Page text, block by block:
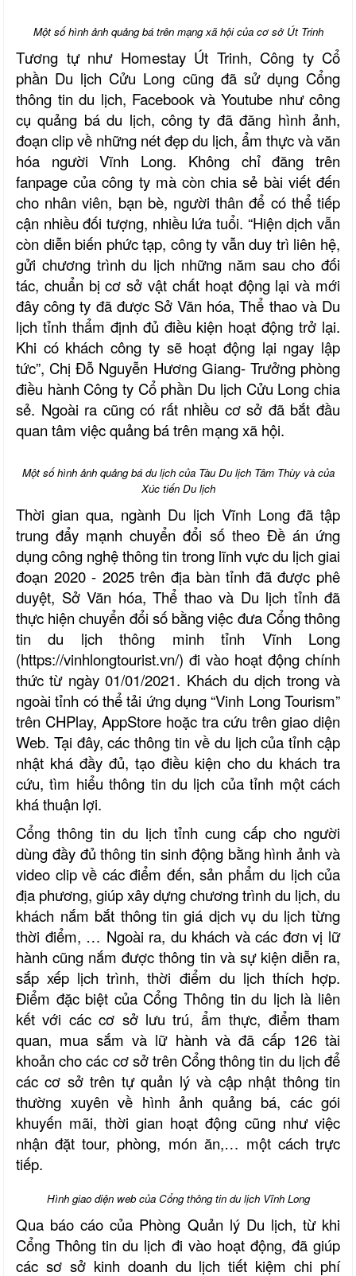
Một số hình ảnh quảng bá trên mạng xã hội của cơ sở Út Trinh
Tương tự như Homestay Út Trinh, Công ty Cổ
phần Du lịch Cửu Long cũng đã sử dụng Cổng
thông tin du lịch, Facebook và Youtube như công
cụ quảng bá du lịch, công ty đã đăng hình ảnh,
đoạn clip về những nét đẹp du lịch, ẩm thực và văn
hóa người Vĩnh Long. Không chỉ đăng trên
fanpage của công ty mà còn chia sẻ bài viết đến
cho nhân viên, bạn bè, người thân để có thể tiếp
cận nhiều đối tượng, nhiều lứa tuổi. “Hiện dịch vẫn
còn diễn biến phức tạp, công ty vẫn duy trì liên hệ,
gửi chương trình du lịch những năm sau cho đối
tác, chuẩn bị cơ sở vật chất hoạt động lại và mới
đây công ty đã được Sở Văn hóa, Thể thao và Du
lịch tỉnh thẩm định đủ điều kiện hoạt động trở lại.
Khi có khách công ty sẽ hoạt động lại ngay lập
tức”, Chị Đỗ Nguyễn Hương Giang- Trưởng phòng
điều hành Công ty Cổ phần Du lịch Cửu Long chia
sẻ. Ngoài ra cũng có rất nhiều cơ sở đã bắt đầu
quan tâm việc quảng bá trên mạng xã hội.
Một số hình ảnh quảng bá du lịch của Tàu Du lịch Tâm Thùy và của
Xúc tiến Du lịch
Thời gian qua, ngành Du lịch Vĩnh Long đã tập
trung đẩy mạnh chuyển đổi số theoĐề án ứng
dụng công nghệ thông tin trong lĩnh vực du lịch giai
đoạn 2020 - 2025 trên địa bàn tỉnh đã được phê
duyệt, Sở Văn hóa, Thể thao và Du lịch tỉnh đã
thực hiện chuyển đổi số bằng việc đưa Cổng thông
tin du lịch thông minh tỉnh Vĩnh Long
(https://vinhlongtourist.vn/) đi vào hoạt động chính
thức từ ngày 01/01/2021. Khách du dịch trong và
ngoài tỉnh có thể tải ứng dụng “Vinh Long Tourism”
trên CHPlay, AppStore hoặc tra cứu trên giao diện
Web. Tại đây, các thông tin về du lịch của tỉnh cập
nhật khá đầy đủ, tạo điều kiện cho du khách tra
cứu, tìm hiểu thông tin du lịch của tỉnh một cách
khá thuận lợi.
Cổng thông tin du lịch tỉnh cung cấp cho người
dùng đầy đủ thông tin sinh động bằng hình ảnh và
video clip về các điểm đến, sản phẩm du lịch của
địa phương, giúp xây dựng chương trình du lịch, du
khách nắm bắt thông tin giá dịch vụ du lịch từng
thời điểm, … Ngoài ra, du khách và các đơn vị lữ
hành cũng nắm được thông tin và sự kiện diễn ra,
sắp xếp lịch trình, thời điểm du lịch thích hợp.
Điểm đặc biệt của Cổng Thông tin du lịch là liên
kết với các cơ sở lưu trú, ẩm thực, điểm tham
quan, mua sắm và lữ hành và đã cấp 126 tài
khoản cho các cơ sở trên Cổng thông tin du lịch để
các cơ sở trên tự quản lý và cập nhật thông tin
thường xuyên về hình ảnh quảng bá, các gói
khuyến mãi, thời gian hoạt động cũng như việc
nhận đặt tour, phòng, món ăn,… một cách trực
tiếp.
Hình giao diện web của Cổng thông tin du lịch Vĩnh Long
Qua báo cáo của Phòng Quản lý Du lịch, từ khi
Cổng Thông tin du lịch đi vào hoạt động, đã giúp
các sơ sở kinh doanh du lịch tiết kiệm chi phí